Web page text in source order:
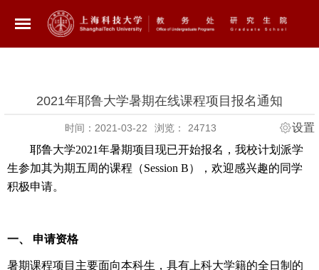
2021年耶鲁大学暑期在线课程项目报名通知
时间：2021-03-22 浏览： 24713
设置
耶鲁大学2021年暑期项目现已开始报名，我校计划派学
生参加其为期五周的课程（Session B），欢迎感兴趣的同学
积极申请。
一、 申请资格
暑期课程项目主要面向本科生，具有上科大学籍的全日制的